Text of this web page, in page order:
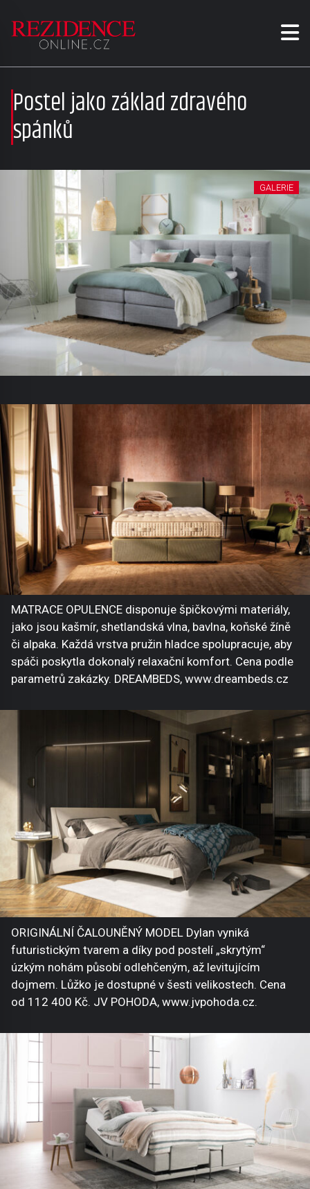
Postel jako základ zdravého
spánků
GALERIE
MATRACE OPULENCE disponuje špičkovými materiály,
jako jsou kašmír, shetlandská vlna, bavlna, koňské žíně
či alpaka. Každá vrstva pružin hladce spolupracuje, aby
spáči poskytla dokonalý relaxační komfort. Cena podle
parametrů zakázky. DREAMBEDS, www.dreambeds.cz
ORIGINÁLNÍ ČALOUNĚNÝ MODEL Dylan vyniká
futuristickým tvarem a díky pod postelí „skrytým“
úzkým nohám působí odlehčeným, až levitujícím
dojmem. Lůžko je dostupné v šesti velikostech. Cena
od 112 400 Kč. JV POHODA, www.jvpohoda.cz.